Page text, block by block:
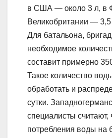
в США — около 3 л, в
Великобритании —
Для батальона,
необходимое
составит примерно
Такое количество
обработать и
сутки.
специалисты считают,
потребления воды на